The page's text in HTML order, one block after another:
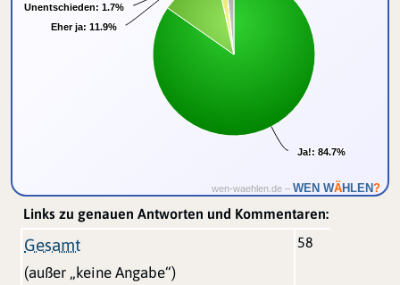
Ja!: 84.7%
Ja!: 84.7%
Eher ja: 11.9%
Eher ja: 11.9%
Unentschieden: 1.7%
Unentschieden: 1.7%
wen-waehlen.de – WEN WÄHLEN?
Links zu genauen Antworten und Kommentaren:
Gesamt
(außer „keine Angabe“)
58